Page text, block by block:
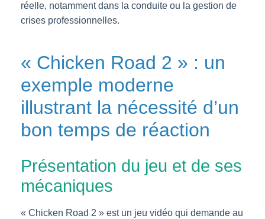
réelle, notamment dans la conduite ou la gestion de
crises professionnelles.
« Chicken Road 2 » : un
exemple moderne
illustrant la nécessité d’un
bon temps de réaction
Présentation du jeu et de ses
mécaniques
« Chicken Road 2 » est un jeu vidéo qui demande au